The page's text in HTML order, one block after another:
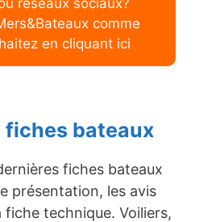
comme
en cliquant ici
fiches bateaux
fiches bateaux
présentation, les avis
fiche technique. Voiliers,